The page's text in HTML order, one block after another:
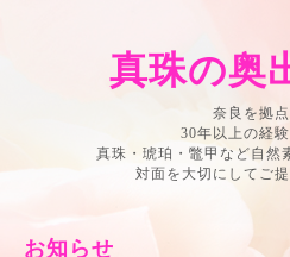
真珠の奥
奈良を拠点
30年以上の経
真珠・琥珀・鼈甲など自然
対面を大切にしてご提
お知らせ